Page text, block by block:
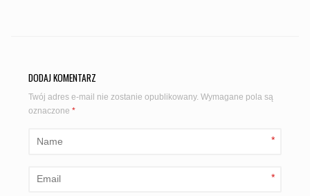
DODAJ KOMENTARZ
Twój adres e-mail nie zostanie opublikowany. Wymagane pola są
oznaczone*
*
*